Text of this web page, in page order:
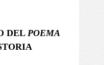
DEL POEMA